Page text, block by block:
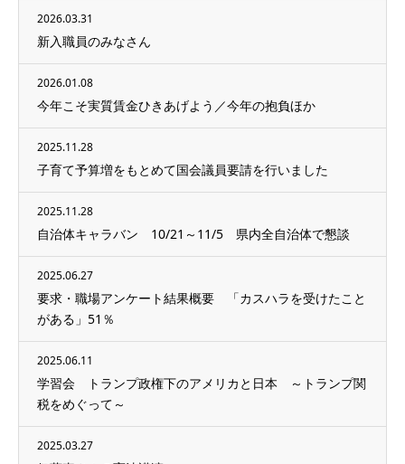
2026.03.31
新入職員のみなさん
2026.01.08
今年こそ実質賃金ひきあげよう／今年の抱負ほか
2025.11.28
子育て予算増をもとめて国会議員要請を行いました
2025.11.28
自治体キャラバン 10/21～11/5 県内全自治体で懇談
2025.06.27
要求・職場アンケート結果概要 「カスハラを受けたこと
がある」51％
2025.06.11
学習会 トランプ政権下のアメリカと日本 ～トランプ関
税をめぐって～
2025.03.27